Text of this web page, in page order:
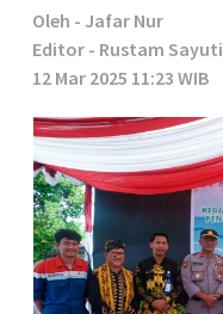
Oleh - Jafar Nur
Editor - Rustam Sayuti
12 Mar 2025 11:23 WIB